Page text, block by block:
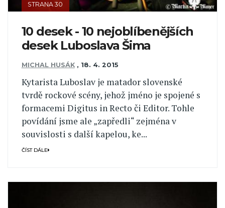
STRANA 30
10 desek - 10 nejoblíbenějších
desek Luboslava Šima
MICHAL HUSÁK , 18. 4. 2015
Kytarista Luboslav je matador slovenské
tvrdě rockové scény, jehož jméno je spojené s
formacemi Digitus in Recto či Editor. Tohle
povídání jsme ale „zapředli“ zejména v
souvislosti s další kapelou, ke...
ČÍST DÁLE